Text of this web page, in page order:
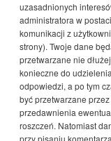
uzasadnionych
administratora w postaci
komunikacji z
strony). Twoje dane
przetwarzane nie
konieczne do
odpowiedzi, a po tym
być przetwarzane
przedawnienia
roszczeń. Natomiast
przy pisaniu